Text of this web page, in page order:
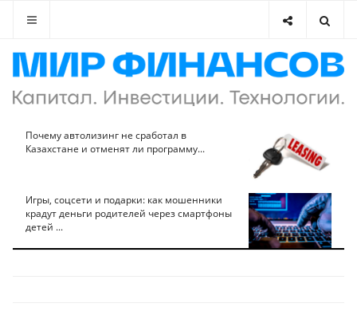
Почему автолизинг не сработал в
Казахстане и отменят ли программу...
Игры, соцсети и подарки: как мошенники
крадут деньги родителей через смартфоны
детей ...